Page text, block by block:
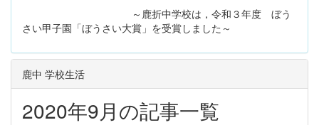
～鹿折中学校は，令和３年度 ぼう
さい甲子園「ぼうさい大賞」を受賞しました～
鹿中 学校生活
2020年9月の記事一覧